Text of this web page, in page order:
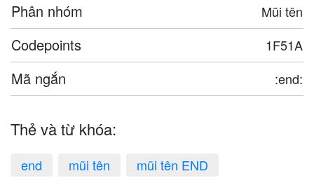
Phân nhóm Mũi tên
Codepoints 1F51A
Mã ngắn :end:
Thẻ và từ khóa:
end mũi tên mũi tên END